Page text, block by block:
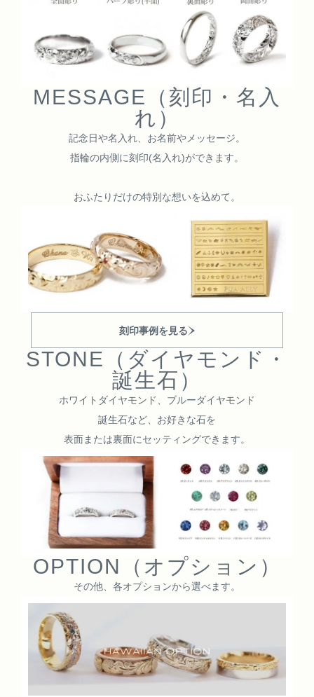
MESSAGE（刻印・名入
れ）
記念日や名入れ、お名前やメッセージ。
指輪の内側に刻印(名入れ)ができます。
おふたりだけの特別な想いを込めて。
刻印事例を見る
STONE（ダイヤモンド・
誕生石）
ホワイトダイヤモンド、ブルーダイヤモンド
誕生石など、 お好きな石を
表面または裏面にセッティングできます。
OPTION（オプション）
その他、各オプションから選べます。